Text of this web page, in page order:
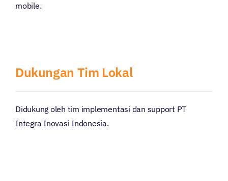
mobile.
Dukungan Tim Lokal
Didukung oleh tim implementasi dan support PT
Integra Inovasi Indonesia.